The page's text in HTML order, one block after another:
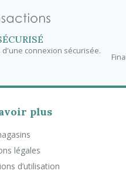
d'une connexion sécurisée.
plus
légales
d’utilisation